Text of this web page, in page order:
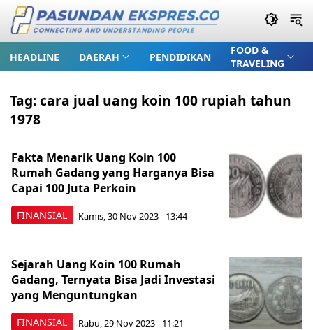
HEADLINE DAERAH PENDIDIKAN
FOOD &
TRAVELING
Tag:cara jual uang koin 100 rupiah tahun
1978
FINANSIAL
Fakta Menarik Uang Koin 100
Rumah Gadang yang Harganya Bisa
Capai 100 Juta Perkoin
Kamis, 30 Nov 2023 - 13:44
FINANSIAL
Sejarah Uang Koin 100 Rumah
Gadang, Ternyata Bisa Jadi Investasi
yang Menguntungkan
Rabu, 29 Nov 2023 - 11:21